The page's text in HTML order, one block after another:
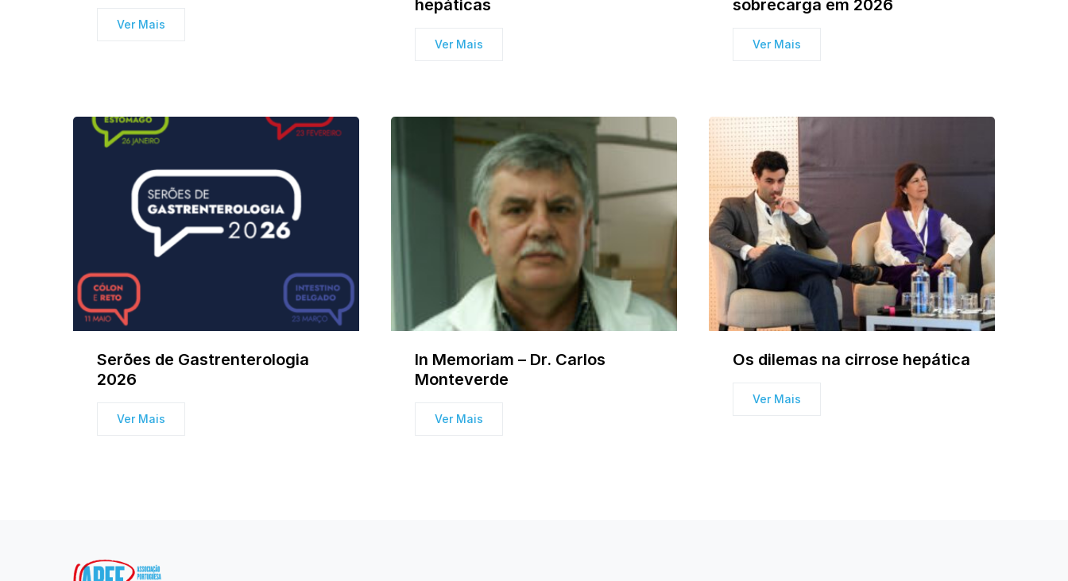
Ver Mais
hepáticas
Ver Mais
sobrecarga em 2026
Ver Mais
Serões de Gastrenterologia
2026
Ver Mais
In Memoriam – Dr. Carlos
Monteverde
Ver Mais
Os dilemas na cirrose hepática
Ver Mais